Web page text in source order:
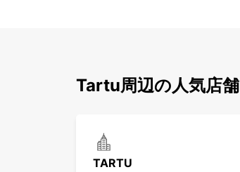
Tartu周辺の人気店舗
TARTU